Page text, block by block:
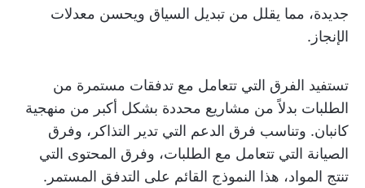
جديدة، مما يقلل من تبديل السياق ويحسن معدلات
الإنجاز.
تستفيد الفرق التي تتعامل مع تدفقات مستمرة من
الطلبات بدلاً من مشاريع محددة بشكل أكبر من منهجية
كانبان. وتناسب فرق الدعم التي تدير التذاكر، وفرق
الصيانة التي تتعامل مع الطلبات، وفرق المحتوى التي
تنتج المواد، هذا النموذج القائم على التدفق المستمر.